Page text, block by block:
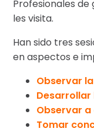
Profesionales
les visita.
Han sido tres
en aspectos e
Observar
Desarrollar
Observar
Tomar